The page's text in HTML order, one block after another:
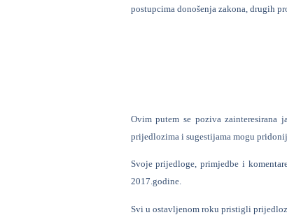
postupcima donošenja zakona, drugih
Ovim putem se poziva zainteresirana
prijedlozima i sugestijama mogu
Svoje prijedloge, primjedbe i
2017.godine.
Svi u ostavljenom roku pristigli